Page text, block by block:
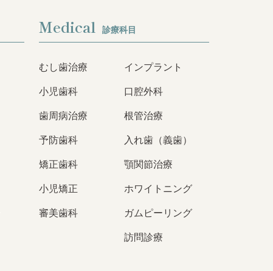
Medical 診療科目
むし歯治療
小児歯科
歯周病治療
予防歯科
矯正歯科
小児矯正
審美歯科
インプラント
口腔外科
根管治療
入れ歯（義歯）
顎関節治療
ホワイトニング
ガムピーリング
訪問診療